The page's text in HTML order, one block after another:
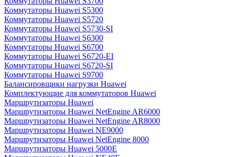
Коммутаторы Huawei S5300
Коммутаторы Huawei S5720
Коммутаторы Huawei S5730-SI
Коммутаторы Huawei S6300
Коммутаторы Huawei S6700
Коммутаторы Huawei S6720-EI
Коммутаторы Huawei S6720-SI
Коммутаторы Huawei S9700
Балансировщики нагрузки Huawei
Комплектующие для коммутаторов Huawei
Маршрутизаторы Huawei
Маршрутизаторы Huawei NetEngine AR6000
Маршрутизаторы Huawei NetEngine AR8000
Маршрутизаторы Huawei NE9000
Маршрутизаторы Huawei NetEngine 8000
Маршрутизаторы Huawei 5000E